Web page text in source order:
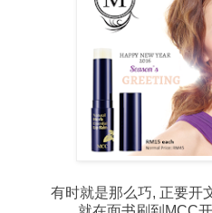
有时就是那么巧, 正要开